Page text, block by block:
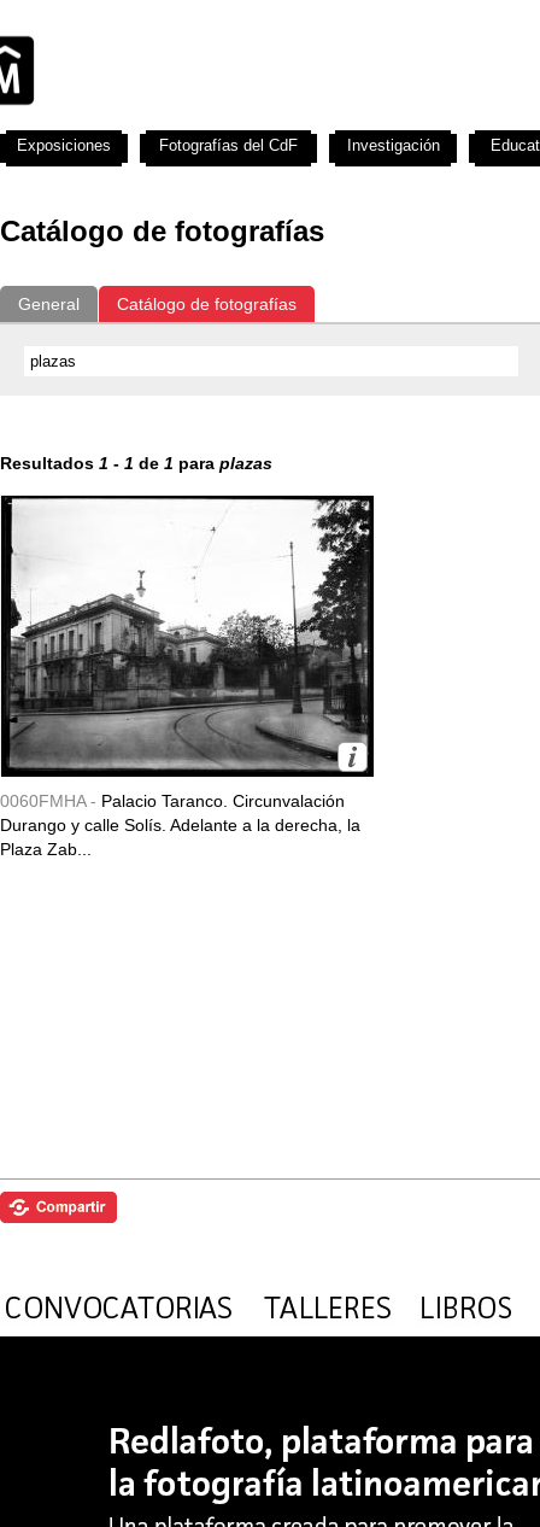
Catálogo de fotografías
General Catálogo de fotografías
Resultados 1 - 1 de 1 para plazas
0060FMHA - Palacio Taranco. Circunvalación
Durango y calle Solís. Adelante a la derecha, la
Plaza Zab...
Exposiciones Fotografías del CdF Investigación